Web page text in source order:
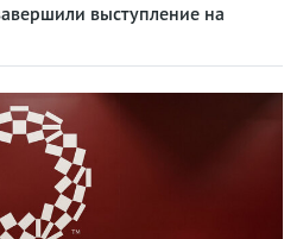
выступление на